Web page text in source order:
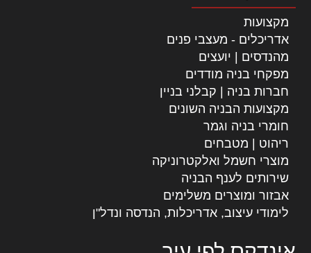
מקצועות
אדריכלים - מעצבי פנים
מהנדסים | יועצים
מפקחי בניה מודדים
חברות בניה | קבלני בניין
מקצועות הבניה השונים
חומרי בניה וגמר
ריהוט | מטבחים
מוצרי חשמל ואלקטרוניקה
שירותים לענף הבניה
אבזור ומוצרים משלימים
לימודי עיצוב, אדריכלות, הנדסה ונדל"ן